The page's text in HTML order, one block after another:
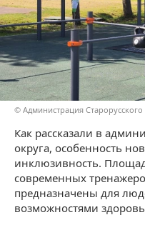
© Администрация Старорусского
Как рассказали в
округа, особенность
инклюзивность.
современных
предназначены для
возможностями